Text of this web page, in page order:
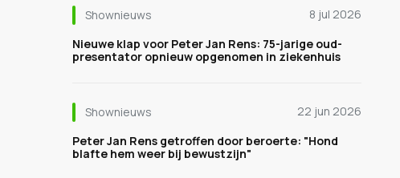
Shownieuws
8 jul 2026
Nieuwe klap voor Peter Jan Rens: 75-jarige oud-
presentator opnieuw opgenomen in ziekenhuis
Shownieuws
22 jun 2026
Peter Jan Rens getroffen door beroerte: "Hond
blafte hem weer bij bewustzijn"